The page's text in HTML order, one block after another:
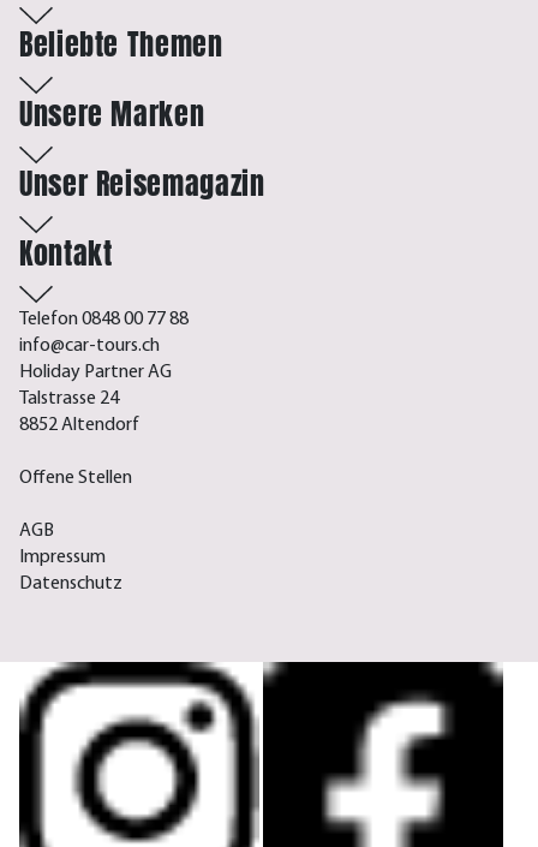
Beliebte Themen
Unsere Marken
Unser Reisemagazin
Kontakt
Telefon 0848 00 77 88
info@car-tours.ch
Holiday Partner AG
Talstrasse 24
8852 Altendorf
Offene Stellen
AGB
Impressum
Datenschutz